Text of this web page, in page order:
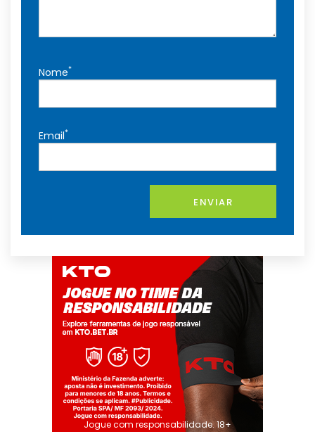
Nome*
Email*
ENVIAR
Jogue com responsabilidade. 18+